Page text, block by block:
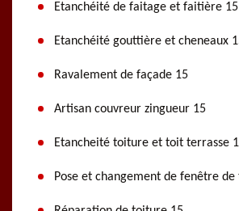
Etanchéité de faitage et faitière 15
Etanchéité gouttière et cheneaux
Ravalement de façade 15
Artisan couvreur zingueur 15
Etancheité toiture et toit terrasse
Pose et changement de fenêtre